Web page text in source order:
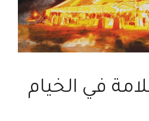
في الخيام